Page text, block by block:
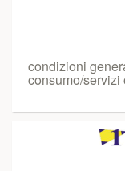
condizioni
consumo/servizi